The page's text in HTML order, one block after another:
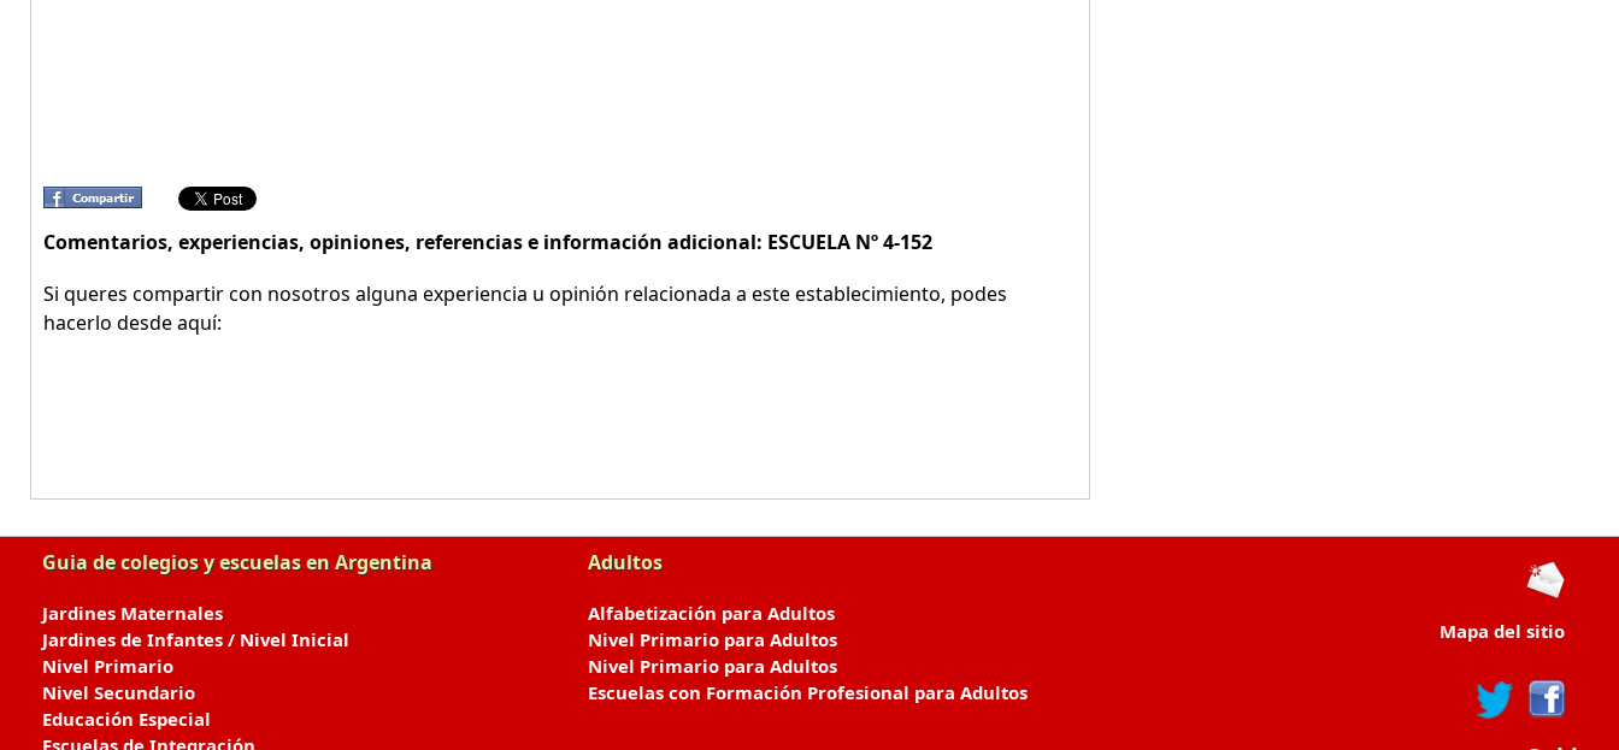
Comentarios, experiencias, opiniones, referencias e información adicional: ESCUELA Nº 4-152
Si queres compartir con nosotros alguna experiencia u opinión relacionada a este establecimiento, podes
hacerlo desde aquí:
Guia de colegios y escuelas en Argentina
Jardines Maternales
Jardines de Infantes / Nivel Inicial
Nivel Primario
Nivel Secundario
Educación Especial
Escuelas de Integración
Adultos
Alfabetización para Adultos
Nivel Primario para Adultos
Nivel Primario para Adultos
Escuelas con Formación Profesional para Adultos
Mapa del sitio